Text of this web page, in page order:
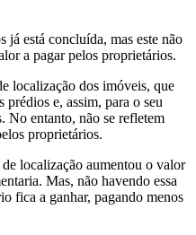
está concluída, mas este não
a pagar pelos proprietários.
localização dos imóveis, que
prédios e, assim, para o seu
No entanto, não se refletem
proprietários.
localização aumentou o valor
Mas, não havendo essa
fica a ganhar, pagando menos